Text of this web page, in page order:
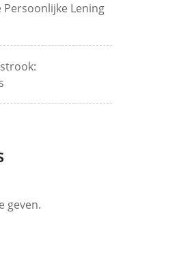
Persoonlijke Lening
geven.